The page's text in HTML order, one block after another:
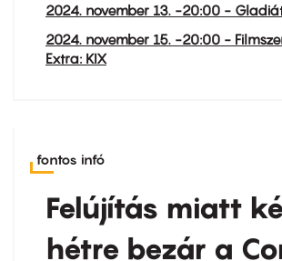
2024. november 13. -20:00 -
2024. november 15. -20:00 -
Extra: KIX
fontos infó
Felújítás miatt
hétre bezár a